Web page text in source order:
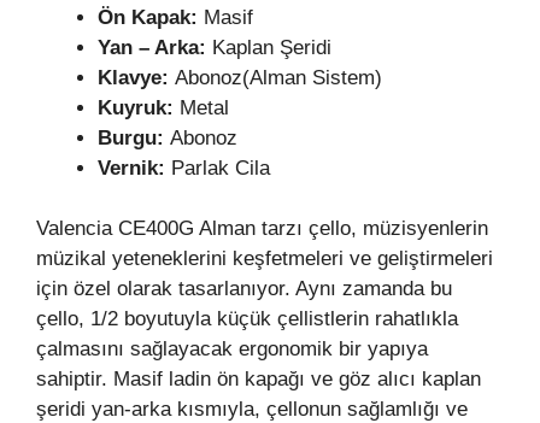
Ön Kapak: Masif
Yan – Arka: Kaplan Şeridi
Klavye: Abonoz(Alman Sistem)
Kuyruk: Metal
Burgu: Abonoz
Vernik: Parlak Cila
Valencia CE400G Alman tarzı çello, müzisyenlerin
müzikal yeteneklerini keşfetmeleri ve geliştirmeleri
için özel olarak tasarlanıyor. Aynı zamanda bu
çello, 1/2 boyutuyla küçük çellistlerin rahatlıkla
çalmasını sağlayacak ergonomik bir yapıya
sahiptir. Masif ladin ön kapağı ve göz alıcı kaplan
şeridi yan-arka kısmıyla, çellonun sağlamlığı ve